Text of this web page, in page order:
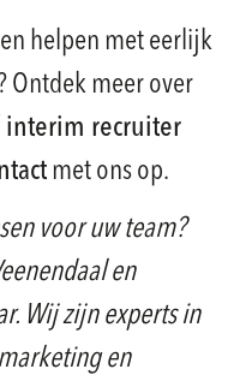
helpen met eerlijk
Ontdek meer over
interim recruiter
met ons op.
voor uw team?
en
Wij zijn experts in
en